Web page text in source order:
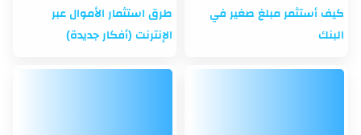
كيف أستثمر مبلغ صغير في
البنك
طرق استثمار الأموال عبر
الإنترنت (أفكار جديدة)